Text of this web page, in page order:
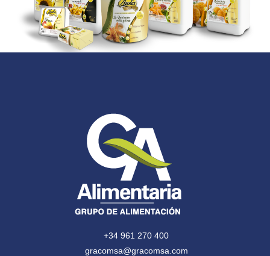
+34 961 270 400
gracomsa@gracomsa.com